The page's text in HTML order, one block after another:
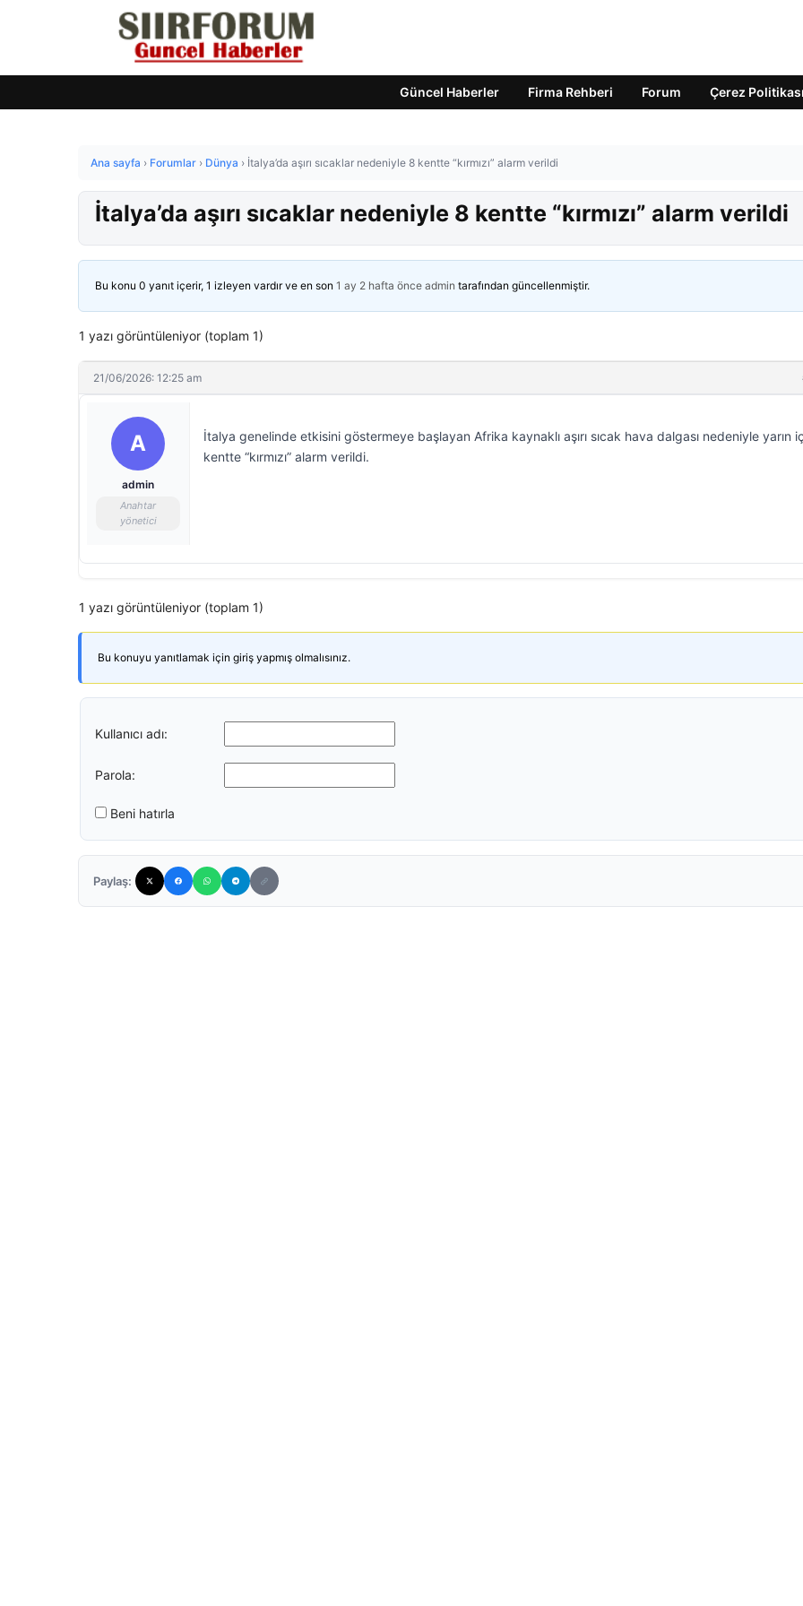
Güncel Haberler Firma Rehberi Forum Çerez Politikası
Ana sayfa › Forumlar › Dünya › İtalya’da aşırı sıcaklar nedeniyle 8 kentte “kırmızı” alarm verildi
İtalya’da aşırı sıcaklar nedeniyle 8 kentte “kırmızı” alarm verildi
Bu konu 0 yanıt içerir, 1 izleyen vardır ve en son 1 ay 2 hafta önce admin tarafından güncellenmiştir.
1 yazı görüntüleniyor (toplam 1)
21/06/2026: 12:25 am
A
admin
Anahtar
yönetici
İtalya genelinde etkisini göstermeye başlayan Afrika kaynaklı aşırı sıcak hava dalgası nedeniyle yarın
kentte “kırmızı” alarm verildi.
1 yazı görüntüleniyor (toplam 1)
Bu konuyu yanıtlamak için giriş yapmış olmalısınız.
Kullanıcı adı:
Parola:
Beni hatırla
Paylaş: